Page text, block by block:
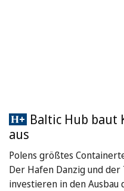
Baltic Hub baut
aus
Polens größtes
Der Hafen Danzig und
investieren in den